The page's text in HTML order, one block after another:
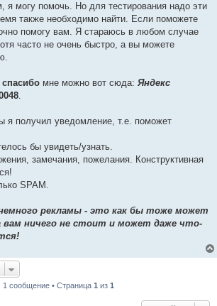
я могу помочь. Но для тестирования надо эти
также необходимо найти. Если поможете
помогу вам. Я стараюсь в любом случае
часто не очень быстро, а вы можете
мне можно вот сюда: Яндекс
.
я получил уведомление, т.е. поможет
бы увидеть/узнать.
замечания, пожелания. Конструктивная
SPAM.
рекламы - это как бы тоже может
вам ничего не стоит и может даже что-
1 сообщение • Страница 1 из 1